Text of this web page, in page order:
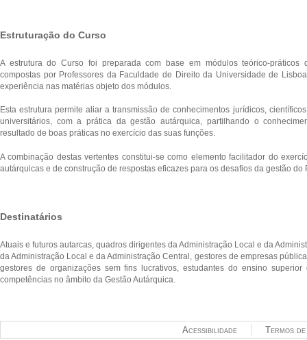
Estruturação do Curso
A estrutura do Curso foi preparada com base em módulos teórico-práticos
compostas por Professores da Faculdade de Direito da Universidade de
experiência nas matérias objeto dos módulos.
Esta estrutura permite aliar a transmissão de conhecimentos jurídicos,
universitários, com a prática da gestão autárquica, partilhando o
resultado de boas práticas no exercício das suas funções.
A combinação destas vertentes constitui-se como elemento facilitador do
autárquicas e de construção de respostas eficazes para os desafios da gestão do
Destinatários
Atuais e futuros autarcas, quadros dirigentes da Administração Local e da
da Administração Local e da Administração Central, gestores de empresas
gestores de organizações sem fins lucrativos, estudantes do ensino
competências no âmbito da Gestão Autárquica.
Termos
Acessibilidade